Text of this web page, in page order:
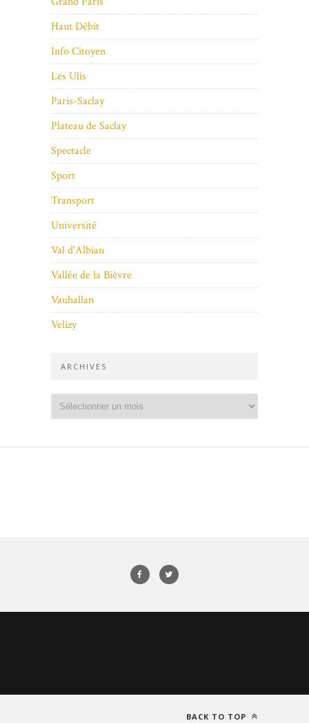
Haut Débit
Info Citoyen
Les Ulis
Paris-Saclay
Plateau de Saclay
Spectacle
Sport
Transport
Université
Val d'Albian
Vallée de la Bièvre
Vauhallan
Velizy
ARCHIVES
BACK TO TOP